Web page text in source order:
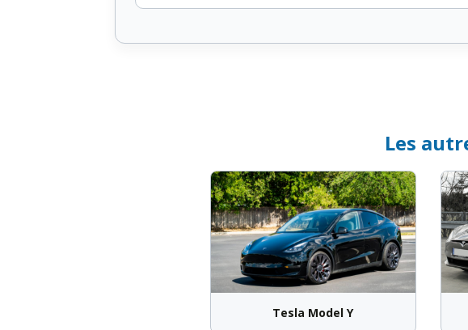
Les
Tesla Model Y